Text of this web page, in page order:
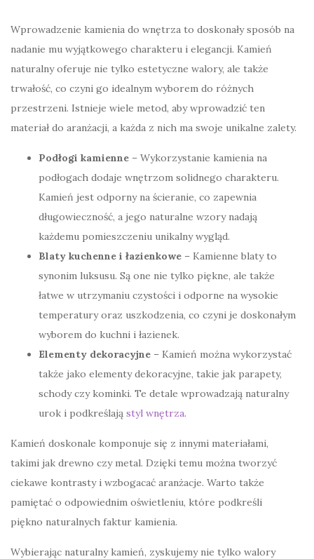
Wprowadzenie kamienia do wnętrza to doskonały sposób na
nadanie mu wyjątkowego charakteru i elegancji. Kamień
naturalny oferuje nie tylko estetyczne walory, ale także
trwałość, co czyni go idealnym wyborem do różnych
przestrzeni. Istnieje wiele metod, aby wprowadzić ten
materiał do aranżacji, a każda z nich ma swoje unikalne zalety.
Podłogi kamienne – Wykorzystanie kamienia na
podłogach dodaje wnętrzom solidnego charakteru.
Kamień jest odporny na ścieranie, co zapewnia
długowieczność, a jego naturalne wzory nadają
każdemu pomieszczeniu unikalny wygląd.
Blaty kuchenne i łazienkowe – Kamienne blaty to
synonim luksusu. Są one nie tylko piękne, ale także
łatwe w utrzymaniu czystości i odporne na wysokie
temperatury oraz uszkodzenia, co czyni je doskonałym
wyborem do kuchni i łazienek.
Elementy dekoracyjne – Kamień można wykorzystać
także jako elementy dekoracyjne, takie jak parapety,
schody czy kominki. Te detale wprowadzają naturalny
urok i podkreślają styl wnętrza.
Kamień doskonale komponuje się z innymi materiałami,
takimi jak drewno czy metal. Dzięki temu można tworzyć
ciekawe kontrasty i wzbogacać aranżacje. Warto także
pamiętać o odpowiednim oświetleniu, które podkreśli
piękno naturalnych faktur kamienia.
Wybierając naturalny kamień, zyskujemy nie tylko walory